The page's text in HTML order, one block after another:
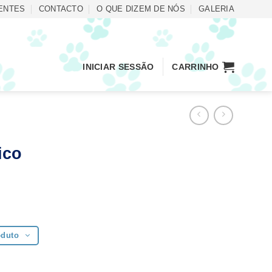
CONTACTO O QUE DIZEM DE NÓS GALERIA
INICIAR SESSÃO CARRINHO